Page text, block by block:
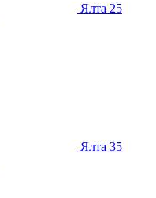
Ялта 25
Ялта 35